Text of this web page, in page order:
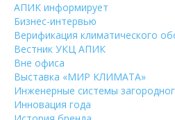
АПИК информирует
Бизнес-интервью
Верификация климатического
Вестник УКЦ АПИК
Вне офиса
Выставка «МИР КЛИМАТА»
Инженерные системы
Инновация года